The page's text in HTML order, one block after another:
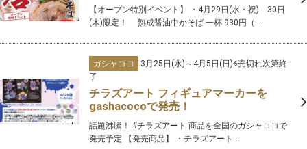
【オープン特別イベント】 ・4月29日(水・祝) 30日
(木)限定！ 熟成醤油中かそば 一杯 930円（...
ガシャココ
3月25日(水)～4月5日(日)※売切れ次第終
了
チラズアート フィギュアマーカーを
gashacocoで発売！
話題沸騰！ #チラズアート 商品を全国のガシャココで
発売予定 【発売商品】 ・チラズアート ...